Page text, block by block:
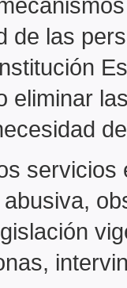
de las
eliminar
servicios